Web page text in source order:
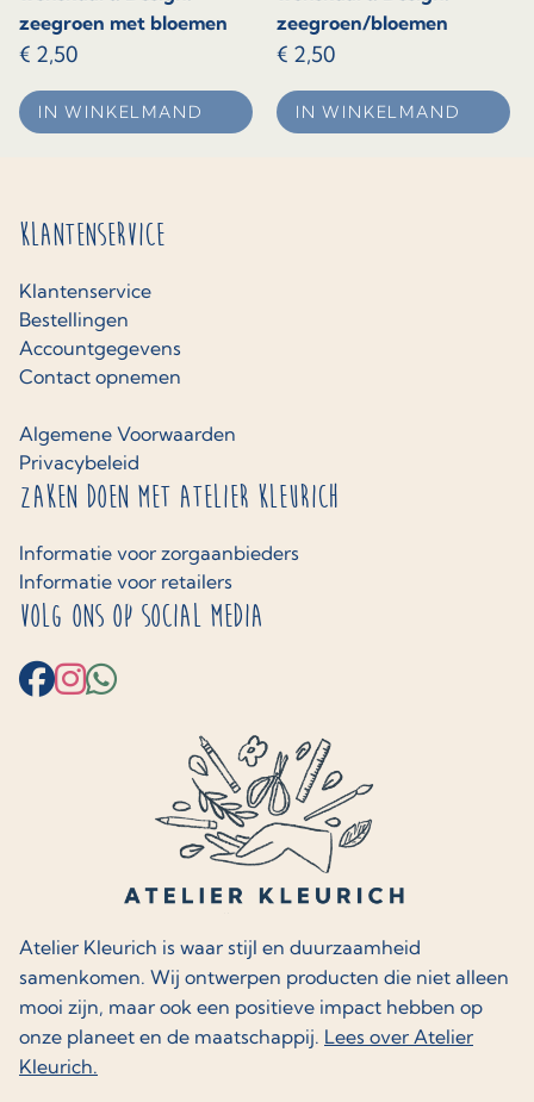
zeegroen met bloemen
€ 2,50
IN WINKELMAND
zeegroen/bloemen
€ 2,50
IN WINKELMAND
Klantenservice
Klantenservice
Bestellingen
Accountgegevens
Contact opnemen
Algemene Voorwaarden
Privacybeleid
Zaken doen met Atelier Kleurich
Informatie voor zorgaanbieders
Informatie voor retailers
Volg ons op social media
Atelier Kleurich is waar stijl en duurzaamheid
samenkomen. Wij ontwerpen producten die niet alleen
mooi zijn, maar ook een positieve impact hebben op
onze planeet en de maatschappij. Lees over Atelier
Kleurich.